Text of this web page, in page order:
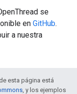
se
en GitHub.
a nuestra
esta página está
, y los ejemplos